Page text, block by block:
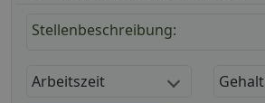
Stellenbeschreibung:
Arbeitszeit Gehalt